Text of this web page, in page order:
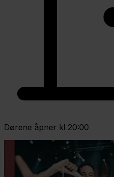
Dørene åpner kl 20:00